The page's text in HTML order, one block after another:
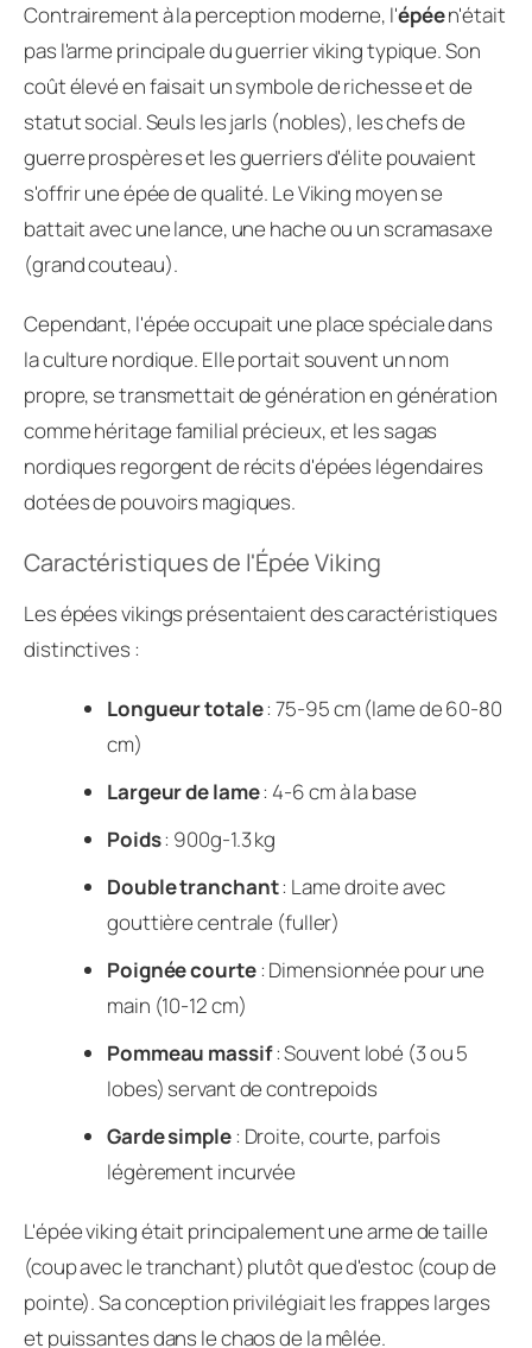
Contrairement à la perception moderne, l'épéen'était
pas l'arme principale du guerrier viking typique. Son
coût élevé en faisait un symbole de richesse et de
statut social. Seuls les jarls (nobles), les chefs de
guerre prospères et les guerriers d'élite pouvaient
s'offrir une épée de qualité. Le Viking moyen se
battait avec une lance, une hache ou un scramasaxe
(grand couteau).
Cependant, l'épée occupait une place spéciale dans
la culture nordique. Elle portait souvent un nom
propre, se transmettait de génération en génération
comme héritage familial précieux, et les sagas
nordiques regorgent de récits d'épées légendaires
dotées de pouvoirs magiques.
Caractéristiques de l'Épée Viking
Les épées vikings présentaient des caractéristiques
distinctives :
Longueur totale: 75-95 cm (lame de 60-80
cm)
Largeur de lame: 4-6 cm à la base
Poids: 900g-1.3 kg
Double tranchant: Lame droite avec
gouttière centrale (fuller)
Poignée courte: Dimensionnée pour une
main (10-12 cm)
Pommeau massif: Souvent lobé (3 ou 5
lobes) servant de contrepoids
Garde simple: Droite, courte, parfois
légèrement incurvée
L'épée viking était principalement une arme de taille
(coup avec le tranchant) plutôt que d'estoc (coup de
pointe). Sa conception privilégiait les frappes larges
et puissantes dans le chaos de la mêlée.